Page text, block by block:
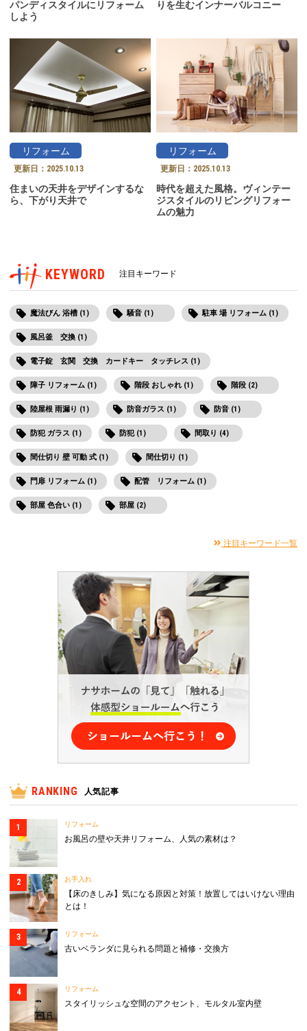
パンディスタイルにリフォーム
しよう
りを生むインナーバルコニー
リフォーム
更新日： 2025.10.13
住まいの天井をデザインするな
ら、下がり天井で
リフォーム
更新日： 2025.10.13
時代を超えた風格。ヴィンテー
ジスタイルのリビングリフォー
ムの魅力
KEYWORD 注目キーワード
魔法びん 浴槽 (1) 騒音 (1) 駐車 場 リフォーム (1)
風呂釜 交換 (1)
電子錠 玄関 交換 カードキー タッチレス (1)
障子 リフォーム (1) 階段 おしゃれ (1) 階段 (2)
陸屋根 雨漏り (1) 防音ガラス (1) 防音 (1)
防犯 ガラス (1) 防犯 (1) 間取り (4)
間仕切り 壁 可動 式 (1) 間仕切り (1)
門扉 リフォーム (1) 配管 リフォーム (1)
部屋 色合い (1) 部屋 (2)
注目キーワード一覧
RANKING 人気記事
リフォーム
お風呂の壁や天井リフォーム、人気の素材は？
お手入れ
【床のきしみ】気になる原因と対策！放置してはいけない理由
とは！
リフォーム
古いベランダに見られる問題と補修・交換方
リフォーム
スタイリッシュな空間のアクセント、モルタル室内壁